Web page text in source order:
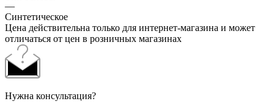
—
Синтетическое
Цена действительна только для интернет-магазина и может
отличаться от цен в розничных магазинах
Нужна консультация?